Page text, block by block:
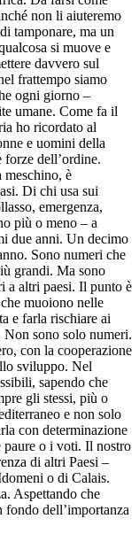
non li aiuteremo
tamponare, ma un
si muove e
davvero sul
frattempo siamo
ogni giorno –
umane. Come fa il
ho ricordato al
e uomini della
dell’ordine.
meschino, è
Di chi usa sui
emergenza,
più o meno – a
due anni. Un decimo
Sono numeri che
grandi. Ma sono
a altri paesi. Il punto è
muoiono nelle
e farla rischiare ai
sono solo numeri.
con la cooperazione
sviluppo. Nel
sapendo che
gli stessi, più o
e non solo
con determinazione
paure o i voti. Il nostro
di altri Paesi –
o di Calais.
Aspettando che
dell’importanza